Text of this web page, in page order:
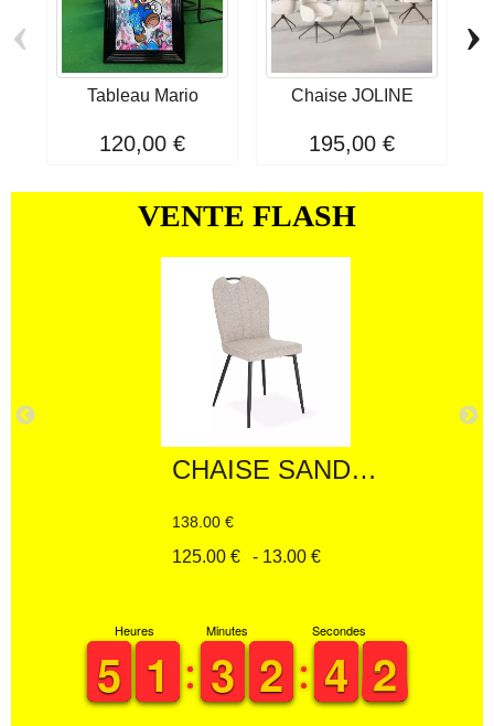
Tableau Mario
120,00 €
Chaise JOLINE
195,00 €
‹ ›
VENTE FLASH
CHAISE SANDRA
- 13.00 €
Heures
4
4
5
5 1
1
1
1
Minutes
2
2
3
3 1
1
2
2
Secondes
3
3
4
4 2
2
1